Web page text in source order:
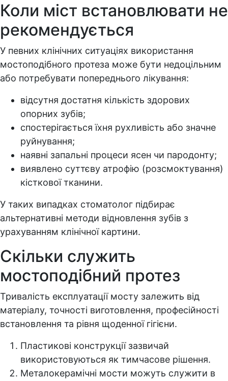
Коли міст встановлювати не
рекомендується
У певних клінічних ситуаціях використання
мостоподібного протеза може бути недоцільним
або потребувати попереднього лікування:
відсутня достатня кількість здорових
опорних зубів;
спостерігається їхня рухливість або значне
руйнування;
наявні запальні процеси ясен чи пародонту;
виявлено суттєву атрофію (розсмоктування)
кісткової тканини.
У таких випадках стоматолог підбирає
альтернативні методи відновлення зубів з
урахуванням клінічної картини.
Скільки служить
мостоподібний протез
Тривалість експлуатації мосту залежить від
матеріалу, точності виготовлення, професійності
встановлення та рівня щоденної гігієни.
Пластикові конструкції зазвичай
використовуються як тимчасове рішення.
Металокерамічні мости можуть служити в